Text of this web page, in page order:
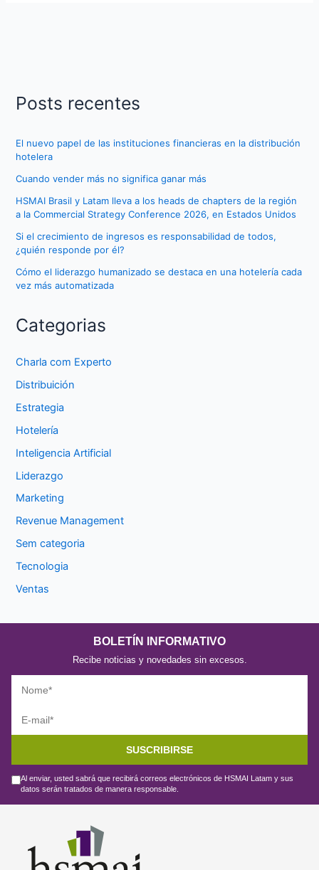
Posts recentes
El nuevo papel de las instituciones financieras en la distribución
hotelera
Cuando vender más no significa ganar más
HSMAI Brasil y Latam lleva a los heads de chapters de la región
a la Commercial Strategy Conference 2026, en Estados Unidos
Si el crecimiento de ingresos es responsabilidad de todos,
¿quién responde por él?
Cómo el liderazgo humanizado se destaca en una hotelería cada
vez más automatizada
Categorias
Charla com Experto
Distribuición
Estrategia
Hotelería
Inteligencia Artificial
Liderazgo
Marketing
Revenue Management
Sem categoria
Tecnologia
Ventas
BOLETÍN INFORMATIVO
Recibe noticias y novedades sin excesos.
SUSCRIBIRSE
Al enviar, usted sabrá que recibirá correos electrónicos de HSMAI Latam y sus
datos serán tratados de manera responsable.